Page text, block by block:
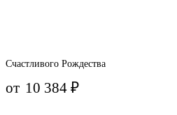
Счастливого Рождества
от 10 384₽